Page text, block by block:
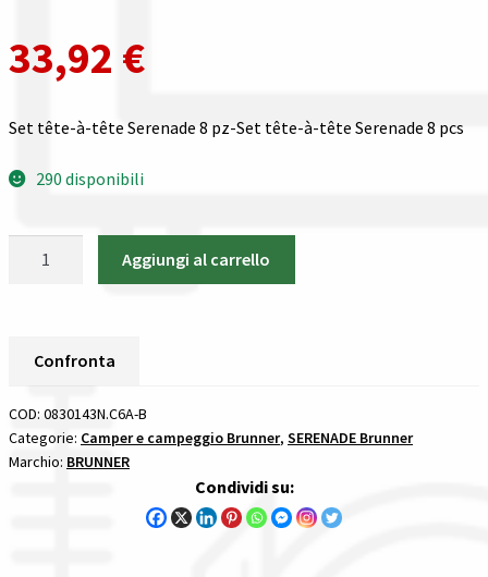
Pagamenti
Privacy policy
Confronta
Confronta
Riepilogo ordine
Spedizioni in europa
33,92 €
Set tête-à-tête Serenade 8 pz-Set tête-à-tête Serenade 8 pcs
290 disponibili
Serenade
pz
Brunner
SERENADE
Aggiungi al carrello
Confronta
COD: 0830143N.C6A-B
Categorie: Camper e campeggio Brunner, SERENADE Brunner
Marchio: BRUNNER
Condividi su: